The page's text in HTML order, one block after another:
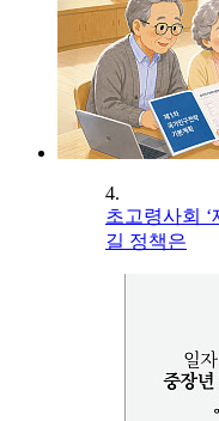
4.
초고령사회
길 정책은